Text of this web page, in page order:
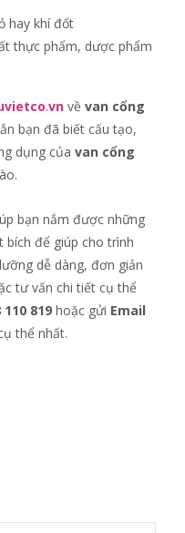
hay khí đốt
thực phẩm, dược phẩm
.vn về van cổng
bạn đã biết cấu tạo,
dụng của van cổng
bạn nắm được những
bích để giúp cho trình
dễ dàng, đơn giản
tư vấn chi tiết cụ thể
819 hoặc gửi Email
thể nhất.